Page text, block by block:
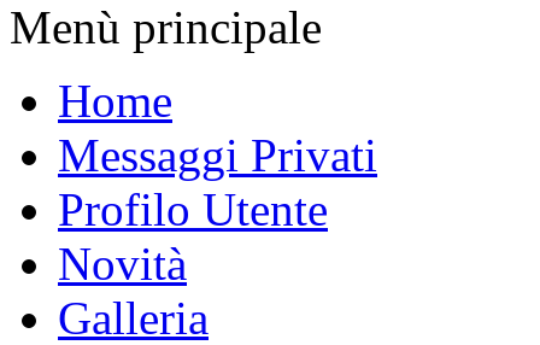
Menù principale
Home
Messaggi Privati
Profilo Utente
Novità
Galleria